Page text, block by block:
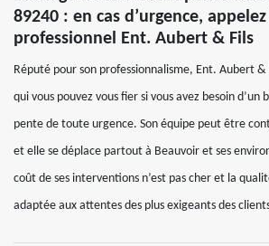
89240 : en cas d’urgence,
professionnel Ent. Aubert & Fils
Réputé pour son professionnalisme, Ent. Aubert &
qui vous pouvez vous fier si vous avez besoin
pente de toute urgence. Son équipe peut être
et elle se déplace partout à Beauvoir et ses
coût de ses interventions n’est pas cher et la
adaptée aux attentes des plus exigeants des